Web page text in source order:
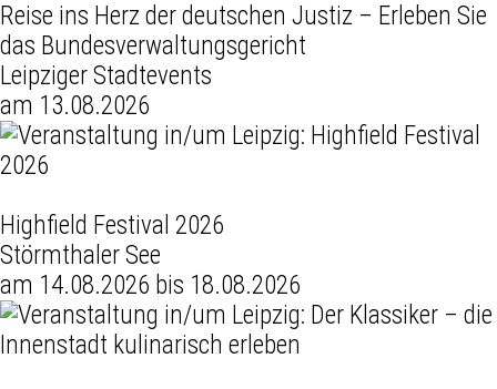
Reise ins Herz der deutschen Justiz – Erleben Sie
das Bundesverwaltungsgericht
Leipziger Stadtevents
am 13.08.2026
Highfield Festival 2026
Störmthaler See
am 14.08.2026 bis 18.08.2026